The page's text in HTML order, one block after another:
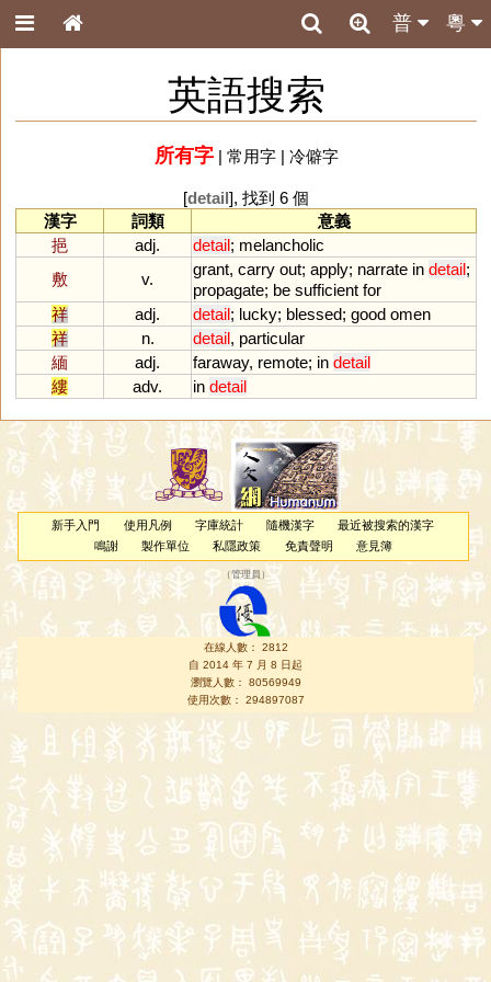
粵
普
英語搜索
所有字| 常用字| 冷僻字
[detail], 找到 6 個
漢字
詞類
意義
挹
adj. detail; melancholic
敷
v.
grant, carry out; apply; narrate in detail;
propagate; be sufficient for
祥
adj. detail; lucky; blessed; good omen
祥
n. detail, particular
緬
adj. faraway, remote; in detail
縷
adv. in detail
新手入門 使用凡例 字庫統計 隨機漢字
最近被搜索的漢字
鳴謝
製作單位 私隱政策 免責聲明 意見簿
（管理員 ）
在線人數： 2812
自 2014 年 7 月 8 日起
瀏覽人數： 80569949
使用次數： 294897087